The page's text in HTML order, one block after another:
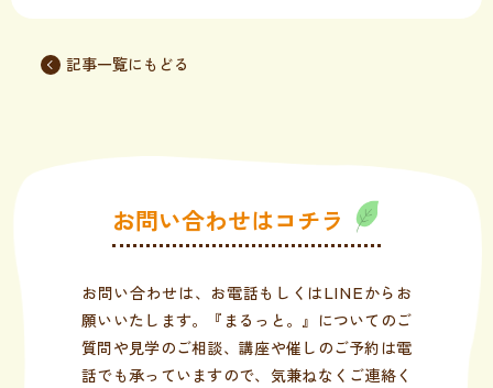
記事一覧にもどる
お問い合わせはコチラ
お問い合わせは、お電話もしくはLINEからお
願いいたします。『まるっと。』についてのご
質問や見学のご相談、講座や催しのご予約は電
話でも承っていますので、気兼ねなくご連絡く